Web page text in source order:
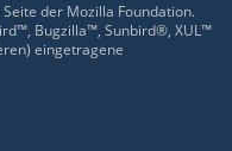
der Mozilla Foundation.
Bugzilla™, Sunbird®, XUL™
eingetragene